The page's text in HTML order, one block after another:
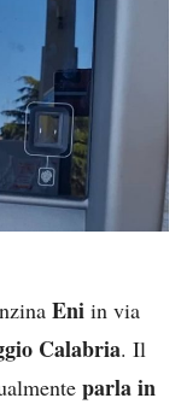
Eni in via
Calabria. Il
parla in